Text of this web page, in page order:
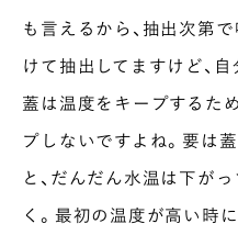
も言えるから、抽出次第
けて抽出してますけど、
蓋は温度をキープするた
プしないですよね。要は
と、だんだん水温は下が
く。最初の温度が高い時